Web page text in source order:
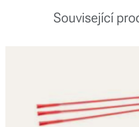
Související